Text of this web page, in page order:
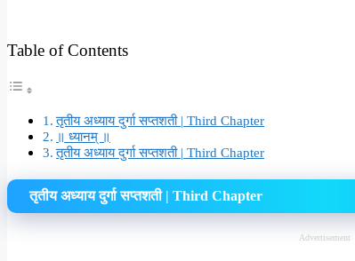
Table of Contents
तृतीय अध्याय दुर्गा सप्तशती | Third Chapter
॥ ध्यानम् ॥
तृतीय अध्याय दुर्गा सप्तशती | Third Chapter
तृतीय अध्याय दुर्गा सप्तशती | Third Chapter
Advertisement